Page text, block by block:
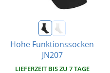
Hohe Funktionssocken
JN207
LIEFERZEIT BIS ZU 7 TAGE